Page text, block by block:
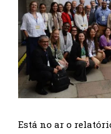
Está no ar o